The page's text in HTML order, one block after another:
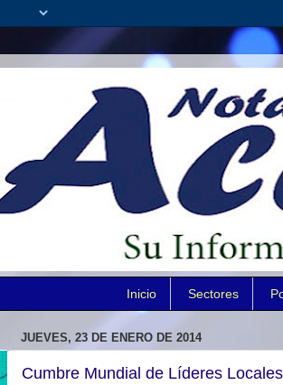
Inicio Sectores
JUEVES, 23 DE ENERO DE 2014
Cumbre Mundial de Líderes